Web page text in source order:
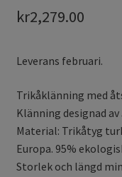
kr2,279.00
Leverans februari.
Trikåklänning med
Klänning designad av
Material: Trikåtyg
Europa. 95%
Storlek och längd